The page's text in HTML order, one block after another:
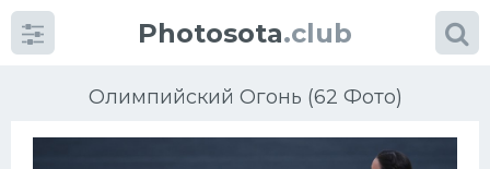
Photosota.club
Олимпийский Огонь (62 Фото)